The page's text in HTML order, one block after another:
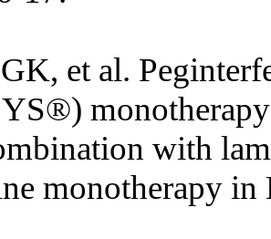
et al.
monotherapy
with
monotherapy